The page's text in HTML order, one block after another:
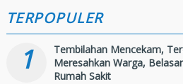
TERPOPULER
1
Tembilahan Mencekam,
Meresahkan Warga,
Rumah Sakit